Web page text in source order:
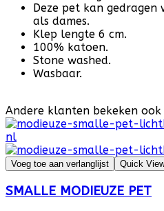
Deze pet kan
als dames.
Klep lengte 6 cm.
100% katoen.
Stone washed.
Wasbaar.
Andere klanten bekeken ook
Voeg toe aan verlanglijst Quick
SMALLE MODIEUZE PET